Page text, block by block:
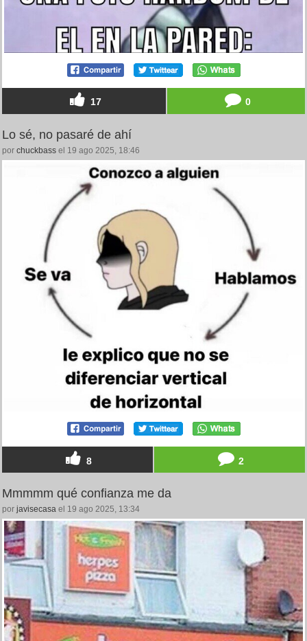
17 0
Lo sé, no pasaré de ahí
por chuckbass el 19 ago 2025, 18:46
8 2
Mmmmm qué confianza me da
por javisecasa el 19 ago 2025, 13:34